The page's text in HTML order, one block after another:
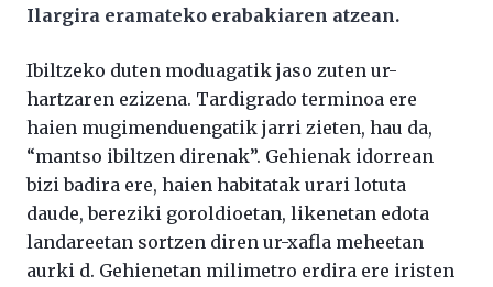
Ilargira eramateko erabakiaren atzean.
Ibiltzeko duten moduagatik jaso zuten ur-
hartzaren ezizena. Tardigrado terminoa ere
haien mugimenduengatik jarri zieten, hau da,
“mantso ibiltzen direnak”. Gehienak idorrean
bizi badira ere, haien habitatak urari lotuta
daude, bereziki goroldioetan, likenetan edota
landareetan sortzen diren ur-xafla meheetan
aurki d. Gehienetan milimetro erdira ere iristen